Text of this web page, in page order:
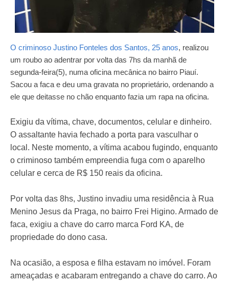
O criminoso Justino Fonteles dos Santos, 25 anos, realizou
um roubo ao adentrar por volta das 7hs da manhã de
segunda-feira(5), numa oficina mecânica no bairro Piauí.
Sacou a faca e deu uma gravata no proprietário, ordenando a
ele que deitasse no chão enquanto fazia um rapa na oficina.
Exigiu da vítima, chave, documentos, celular e dinheiro.
O assaltante havia fechado a porta para vasculhar o
local. Neste momento, a vítima acabou fugindo, enquanto
o criminoso também empreendia fuga com o aparelho
celular e cerca de R$ 150 reais da oficina.
Por volta das 8hs, Justino invadiu uma residência à Rua
Menino Jesus da Praga, no bairro Frei Higino. Armado de
faca, exigiu a chave do carro marca Ford KA, de
propriedade do dono casa.
Na ocasião, a esposa e filha estavam no imóvel. Foram
ameaçadas e acabaram entregando a chave do carro. Ao